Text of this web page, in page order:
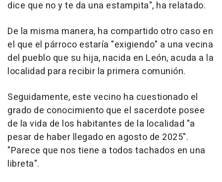
dice que no y te da una estampita", ha relatado.
De la misma manera, ha compartido otro caso en
el que el párroco estaría "exigiendo" a una vecina
del pueblo que su hija, nacida en León, acuda a la
localidad para recibir la primera comunión.
Seguidamente, este vecino ha cuestionado el
grado de conocimiento que el sacerdote posee
de la vida de los habitantes de la localidad "a
pesar de haber llegado en agosto de 2025".
"Parece que nos tiene a todos tachados en una
libreta".